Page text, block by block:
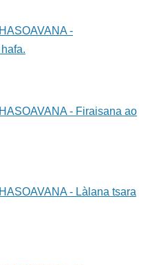
-
- Firaisana ao
- Làlana tsara